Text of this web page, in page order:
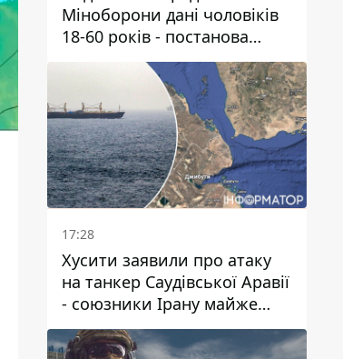
Міноборони дані чоловіків
18-60 років - постанова
17:28
Хусити заявили про атаку
на танкер Саудівської Аравії
- союзники Ірану майже
закрили Баб-ель-
Мандебську протоку